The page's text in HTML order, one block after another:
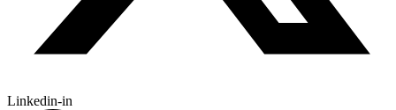
Linkedin-in